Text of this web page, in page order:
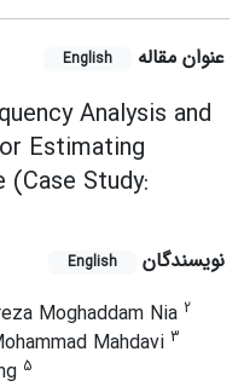
عنوان مقاله English
Analysis and
Estimating
Study:
نویسندگان English
Moghaddam Nia 2
Mahdavi 3
5